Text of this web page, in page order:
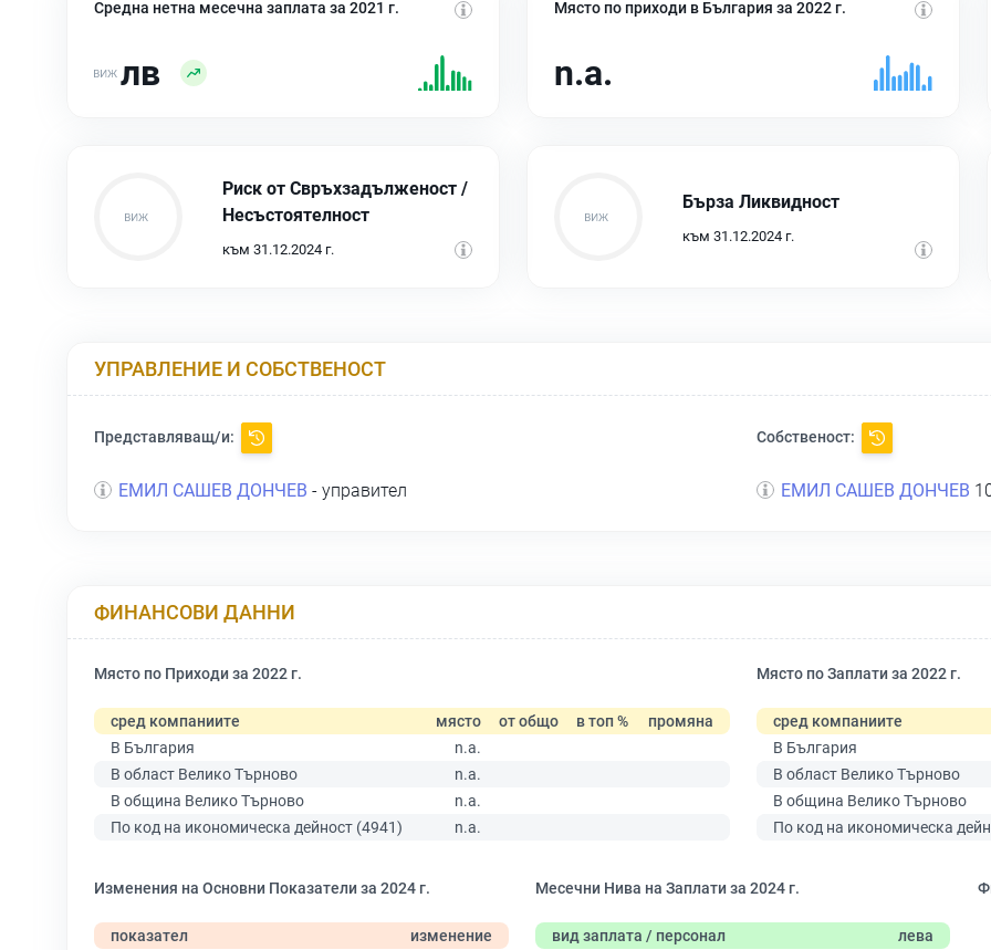
Средна нетна месечна заплата за 2021 г.
лв
Място по приходи в България за 2022 г.
n.a.
Риск от Свръхзадълженост /
Несъстоятелност
към 31.12.2024 г.
Бърза Ликвидност
към 31.12.2024 г.
УПРАВЛЕНИЕ И СОБСТВЕНОСТ
Представляващ/и:
ЕМИЛ САШЕВ ДОНЧЕВ - управител
Собственост:
ЕМИЛ САШЕВ ДОНЧЕВ
ФИНАНСОВИ ДАННИ
Място по Приходи за 2022 г.
сред компаниите място от общо в топ %
промяна
В България
n.a.
В област Велико Търново
n.a.
В община Велико Търново
n.a.
По код на икономическа дейност (4941)
n.a.
Място по Заплати за 2022 г.
сред компаниите
В България
В област Велико Търново
В община Велико Търново
По код на икономическа
Изменения на Основни Показатели за 2024 г.
показател
изменение
Месечни Нива на Заплати за 2024 г.
вид заплата / персонал
лева